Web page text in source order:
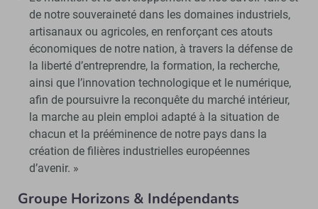
de notre souveraineté dans les domaines industriels,
artisanaux ou agricoles, en renforçant ces atouts
économiques de notre nation, à travers la défense de
la liberté d’entreprendre, la formation, la recherche,
ainsi que l’innovation technologique et le numérique,
afin de poursuivre la reconquête du marché intérieur,
la marche au plein emploi adapté à la situation de
chacun et la prééminence de notre pays dans la
création de filières industrielles européennes
d’avenir. »
Groupe Horizons & Indépendants